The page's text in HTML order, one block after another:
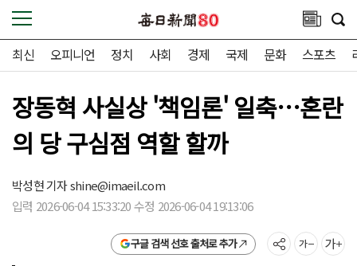
최신 오피니언 정치 사회 경제 국제 문화 스포츠
장동혁 사실상 '책임론' 일축…혼란
의 당 구심점 역할 할까
박성현 기자shine@imaeil.com
입력 2026-06-04 15:33:20 수정 2026-06-04 19:13:06
구글 검색 선호 출처로 추가